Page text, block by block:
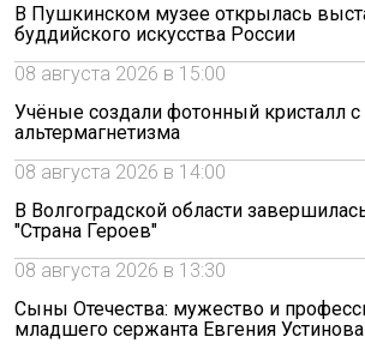
В Пушкинском музее открылась
буддийского искусства России
08 августа 2026 в 15:00
Учёные создали фотонный кристалл
альтермагнетизма
08 августа 2026 в 14:00
В Волгоградской области
"Страна Героев"
08 августа 2026 в 13:30
Сыны Отечества: мужество и
младшего сержанта Евгения Устинова